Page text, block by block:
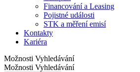
Financování a Leasing
Pojistné události
STK a měření emisí
Kontakty
Kariéra
Možnosti Vyhledávání
Možnosti Vyhledávání